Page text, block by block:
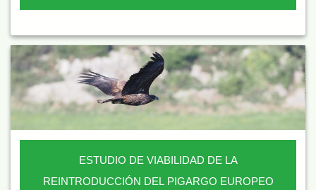
ESTUDIO DE VIABILIDAD DE LA
REINTRODUCCIÓN DEL PIGARGO EUROPEO